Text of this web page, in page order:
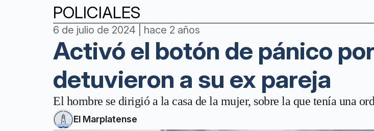
POLICIALES
6 de julio de 2024 | hace 2 años
Activó el botón de pánico
detuvieron a su ex pareja
El hombre se dirigió a la casa de la mujer, sobre la que tenía una
El Marplatense